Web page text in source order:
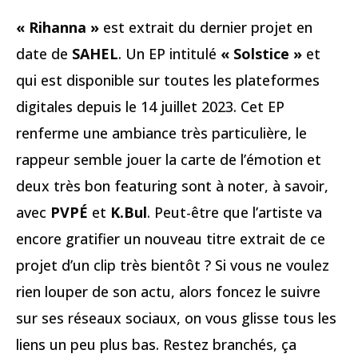
« Rihanna » est extrait du dernier projet en
date de SAHEL. Un EP intitulé « Solstice » et
qui est disponible sur toutes les plateformes
digitales depuis le 14 juillet 2023. Cet EP
renferme une ambiance très particulière, le
rappeur semble jouer la carte de l’émotion et
deux très bon featuring sont à noter, à savoir,
avec PVPÉ et K.Bul. Peut-être que l’artiste va
encore gratifier un nouveau titre extrait de ce
projet d’un clip très bientôt ? Si vous ne voulez
rien louper de son actu, alors foncez le suivre
sur ses réseaux sociaux, on vous glisse tous les
liens un peu plus bas. Restez branchés, ça